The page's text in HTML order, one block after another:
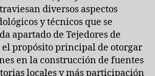
diversos aspectos
y técnicos que se
apartado de Tejedores de
el propósito principal de otorgar
en la construcción de fuentes
locales y más participación